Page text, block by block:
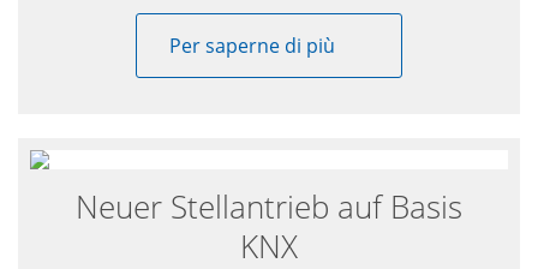
Per saperne di più
Neuer Stellantrieb auf Basis
KNX